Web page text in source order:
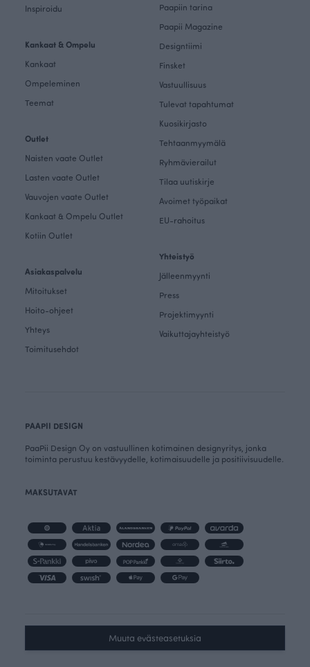
Inspiroidu
Kankaat & Ompelu
Kankaat
Ompeleminen
Teemat
Outlet
Naisten vaate Outlet
Lasten vaate Outlet
Vauvojen vaate Outlet
Kankaat & Ompelu Outlet
Kotiin Outlet
Asiakaspalvelu
Mitoitukset
Hoito-ohjeet
Yhteys
Toimitusehdot
Paapiin tarina
Paapii Magazine
Designtiimi
Finsket
Vastuullisuus
Tulevat tapahtumat
Kuosikirjasto
Tehtaanmyymälä
Ryhmävierailut
Tilaa uutiskirje
Avoimet työpaikat
EU-rahoitus
Yhteistyö
Jälleenmyynti
Press
Projektimyynti
Vaikuttajayhteistyö
PAAPII DESIGN
PaaPii Design Oy on vastuullinen kotimainen designyritys, jonka
toiminta perustuu kestävyydelle, kotimaisuudelle ja positiivisuudelle.
MAKSUTAVAT
Muuta evästeasetuksia